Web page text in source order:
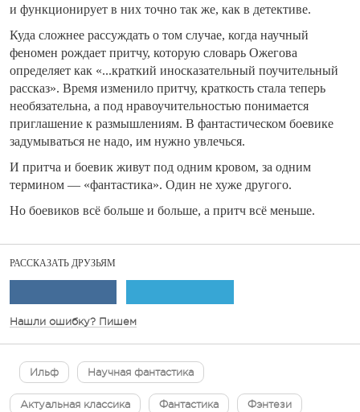
и функционирует в них точно так же, как в детективе.
Куда сложнее рассуждать о том случае, когда научный
феномен рождает притчу, которую словарь Ожегова
определяет как «...краткий иносказательный поучительный
рассказ». Время изменило притчу, краткость стала теперь
необязательна, а под нравоучительностью понимается
приглашение к размышлениям. В фантастическом боевике
задумываться не надо, им нужно увлечься.
И притча и боевик живут под одним кровом, за одним
термином — «фантастика». Один не хуже другого.
Но боевиков всё больше и больше, а притч всё меньше.
РАССКАЗАТЬ ДРУЗЬЯМ
Нашли ошибку? Пишем
Ильф Научная фантастика
Актуальная классика Фантастика Фэнтези